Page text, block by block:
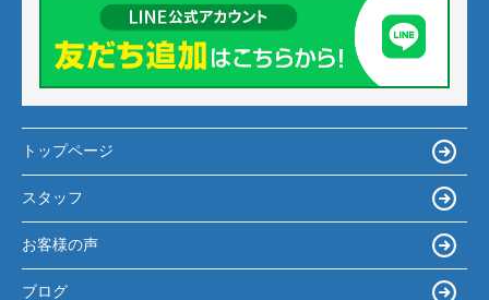
トップページ
スタッフ
お客様の声
ブログ